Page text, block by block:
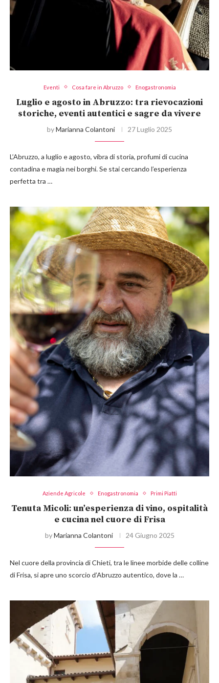
Eventi Cosa fare in Abruzzo Enogastronomia
Luglio e agosto in Abruzzo: tra rievocazioni
storiche, eventi autentici e sagre da vivere
byMarianna Colantoni 27 Luglio 2025
L’Abruzzo, a luglio e agosto, vibra di storia, profumi di cucina
contadina e magia nei borghi. Se stai cercando l’esperienza
perfetta tra …
Aziende Agricole Enogastronomia Primi Piatti
Tenuta Micoli: un’esperienza di vino, ospitalità
e cucina nel cuore di Frisa
byMarianna Colantoni 24 Giugno 2025
Nel cuore della provincia di Chieti, tra le linee morbide delle colline
di Frisa, si apre uno scorcio d’Abruzzo autentico, dove la …